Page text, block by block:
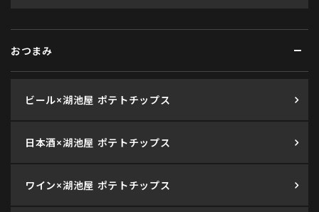
おつまみ
ビール×湖池屋 ポテトチップス
日本酒×湖池屋 ポテトチップス
ワイン×湖池屋 ポテトチップス